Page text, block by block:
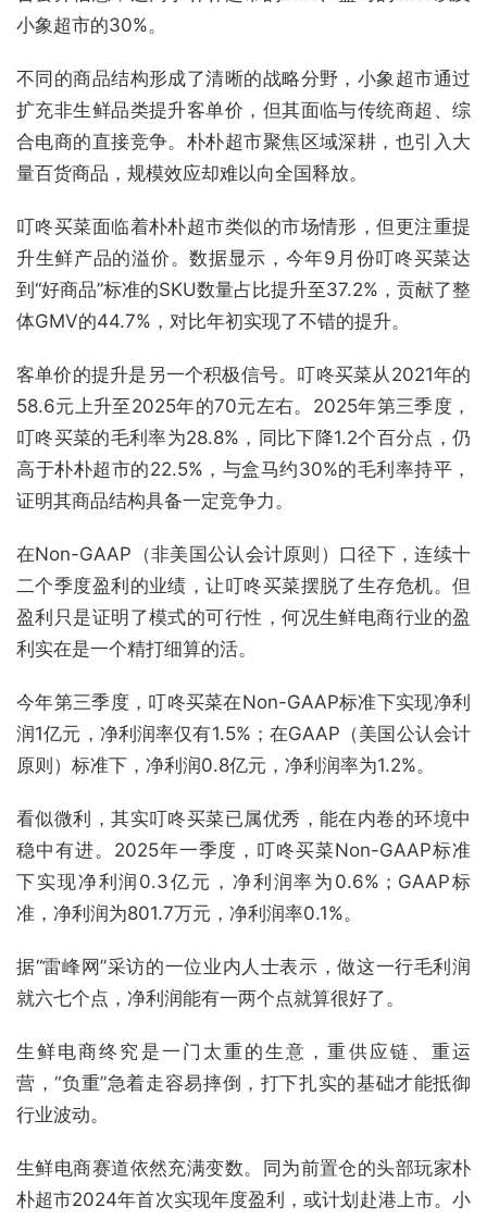
小象超市的30%。
不同的商品结构形成了清晰的战略分野，小象超市通过
扩充非生鲜品类提升客单价，但其面临与传统商超、综
合电商的直接竞争。朴朴超市聚焦区域深耕，也引入大
量百货商品，规模效应却难以向全国释放。
叮咚买菜面临着朴朴超市类似的市场情形，但更注重提
升生鲜产品的溢价。数据显示，今年9月份叮咚买菜达
到“好商品”标准的SKU数量占比提升至37.2%，贡献了整
体GMV的44.7%，对比年初实现了不错的提升。
客单价的提升是另一个积极信号。叮咚买菜从2021年的
58.6元上升至2025年的70元左右。2025年第三季度，
叮咚买菜的毛利率为28.8%，同比下降1.2个百分点，仍
高于朴朴超市的22.5%，与盒马约30%的毛利率持平，
证明其商品结构具备一定竞争力。
在Non-GAAP（非美国公认会计原则）口径下，连续十
二个季度盈利的业绩，让叮咚买菜摆脱了生存危机。但
盈利只是证明了模式的可行性，何况生鲜电商行业的盈
利实在是一个精打细算的活。
今年第三季度，叮咚买菜在Non-GAAP标准下实现净利
润1亿元，净利润率仅有1.5%；在GAAP（美国公认会计
原则）标准下，净利润0.8亿元，净利润率为1.2%。
看似微利，其实叮咚买菜已属优秀，能在内卷的环境中
稳中有进。2025年一季度，叮咚买菜Non-GAAP标准
下实现净利润0.3亿元，净利润率为0.6%；GAAP标
准，净利润为801.7万元，净利润率0.1%。
据“雷峰网”采访的一位业内人士表示，做这一行毛利润
就六七个点，净利润能有一两个点就算很好了。
生鲜电商终究是一门太重的生意，重供应链、重运
营，“负重”急着走容易摔倒，打下扎实的基础才能抵御
行业波动。
生鲜电商赛道依然充满变数。同为前置仓的头部玩家朴
朴超市2024年首次实现年度盈利，或计划赴港上市。小